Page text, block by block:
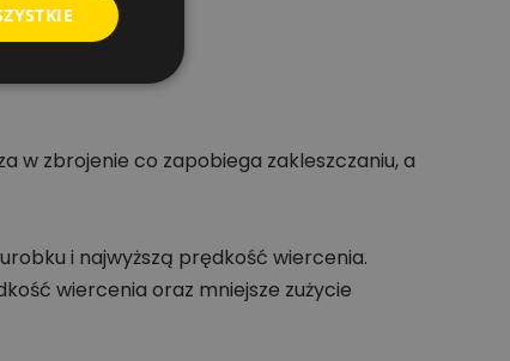
w zbrojenie co zapobiega zakleszczaniu, a
i najwyższą prędkość wiercenia.
wiercenia oraz mniejsze zużycie